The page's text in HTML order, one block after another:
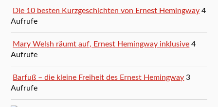
Die 10 besten Kurzgeschichten von Ernest Hemingway 4
Aufrufe
Mary Welsh räumt auf, Ernest Hemingway inklusive 4
Aufrufe
Barfuß – die kleine Freiheit des Ernest Hemingway 3
Aufrufe